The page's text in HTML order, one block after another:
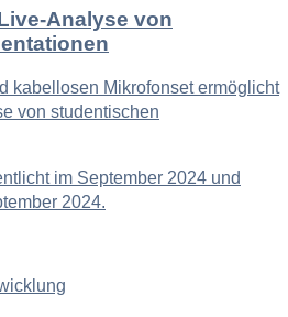
Analyse von
kabellosen Mikrofonset ermöglicht
von studentischen
im September 2024 und
2024.